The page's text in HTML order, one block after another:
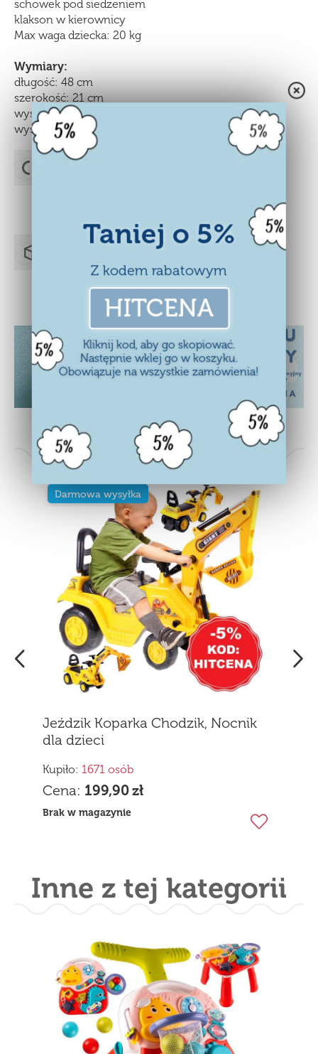
Taniej o 5%
Z kodem rabatowym
HITCENA
Kliknij kod, aby go skopiować.
Następnie wklej go w koszyku.
Obowiązuje na wszystkie zamówienia!
schowek pod siedzeniem
klakson w kierownicy
Max waga dziecka: 20 kg
Wymiary:
długość: 48 cm
szerokość: 21 cm
wysokość do oparcia: 40 cm
wysokość do siedzenia od ziemi: 19 cm
Zabawka sprzedawana wraz
opakowaniem .
Bestsellery
Darmowa wysyłka
Jeździk Koparka Chodzik, Nocnik
dla dzieci
Kupiło: 1671 osób
Cena: 199,90zł
Brak w magazynie
Inne z tej kategorii
Darmowa wysyłka